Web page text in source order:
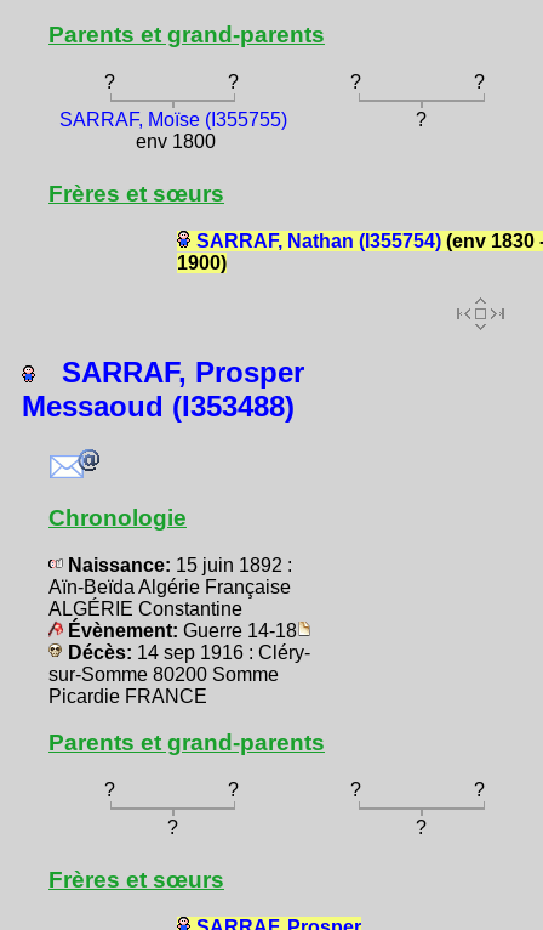
Parents et grand-parents
? ? ?
?
SARRAF, Moïse (I355755)
env 1800
?
Frères et sœurs
SARRAF, Nathan (I355754)(env 1830
1900)
SARRAF, Prosper
Messaoud (I353488)
Chronologie
Naissance: 15 juin 1892 :
Aïn-Beïda Algérie Française
ALGÉRIE Constantine
Évènement: Guerre 14-18
Décès: 14 sep 1916 : Cléry-
sur-Somme 80200 Somme
Picardie FRANCE
Parents et grand-parents
? ? ?
?
?
?
Frères et sœurs